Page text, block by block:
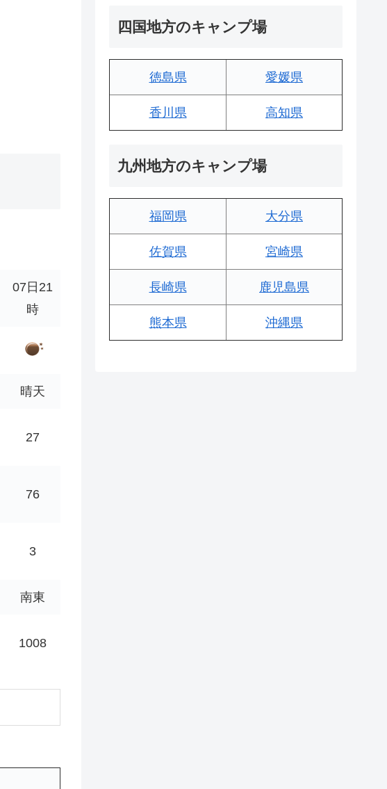
07日21
時
晴天
27
76
3
南東
1008
四国地方のキャンプ場
徳島県 愛媛県
香川県 高知県
九州地方のキャンプ場
福岡県 大分県
佐賀県 宮崎県
長崎県 鹿児島県
熊本県 沖縄県